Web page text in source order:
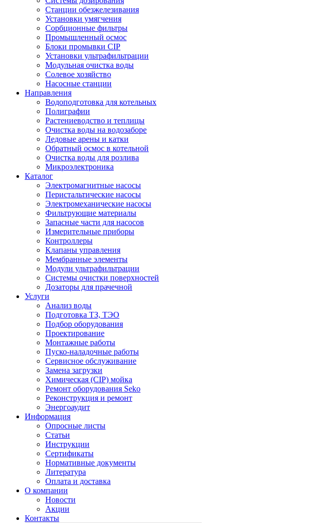
Станции обезжелезивания
Установки умягчения
Сорбционные фильтры
Промышленный осмос
Блоки промывки CIP
Установки ультрафильтрации
Модульная очистка воды
Солевое хозяйство
Насосные станции
Направления
Водоподготовка для котельных
Полиграфии
Растениеводство и теплицы
Очистка воды на водозаборе
Ледовые арены и катки
Обратный осмос в котельной
Очистка воды для розлива
Микроэлектроника
Каталог
Электромагнитные насосы
Перистальтические насосы
Электромеханические насосы
Фильтрующие материалы
Запасные части для насосов
Измерительные приборы
Контроллеры
Клапаны управления
Мембранные элементы
Модули ультрафильтрации
Системы очистки поверхностей
Дозаторы для прачечной
Услуги
Анализ воды
Подготовка ТЗ, ТЭО
Подбор оборудования
Проектирование
Монтажные работы
Пуско-наладочные работы
Сервисное обслуживание
Замена загрузки
Химическая (CIP) мойка
Ремонт оборудования Seko
Реконструкция и ремонт
Энергоаудит
Информация
Опросные листы
Статьи
Инструкции
Сертификаты
Нормативные документы
Литература
Оплата и доставка
О компании
Новости
Акции
Контакты